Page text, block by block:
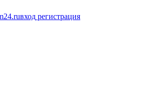
вход регистрация